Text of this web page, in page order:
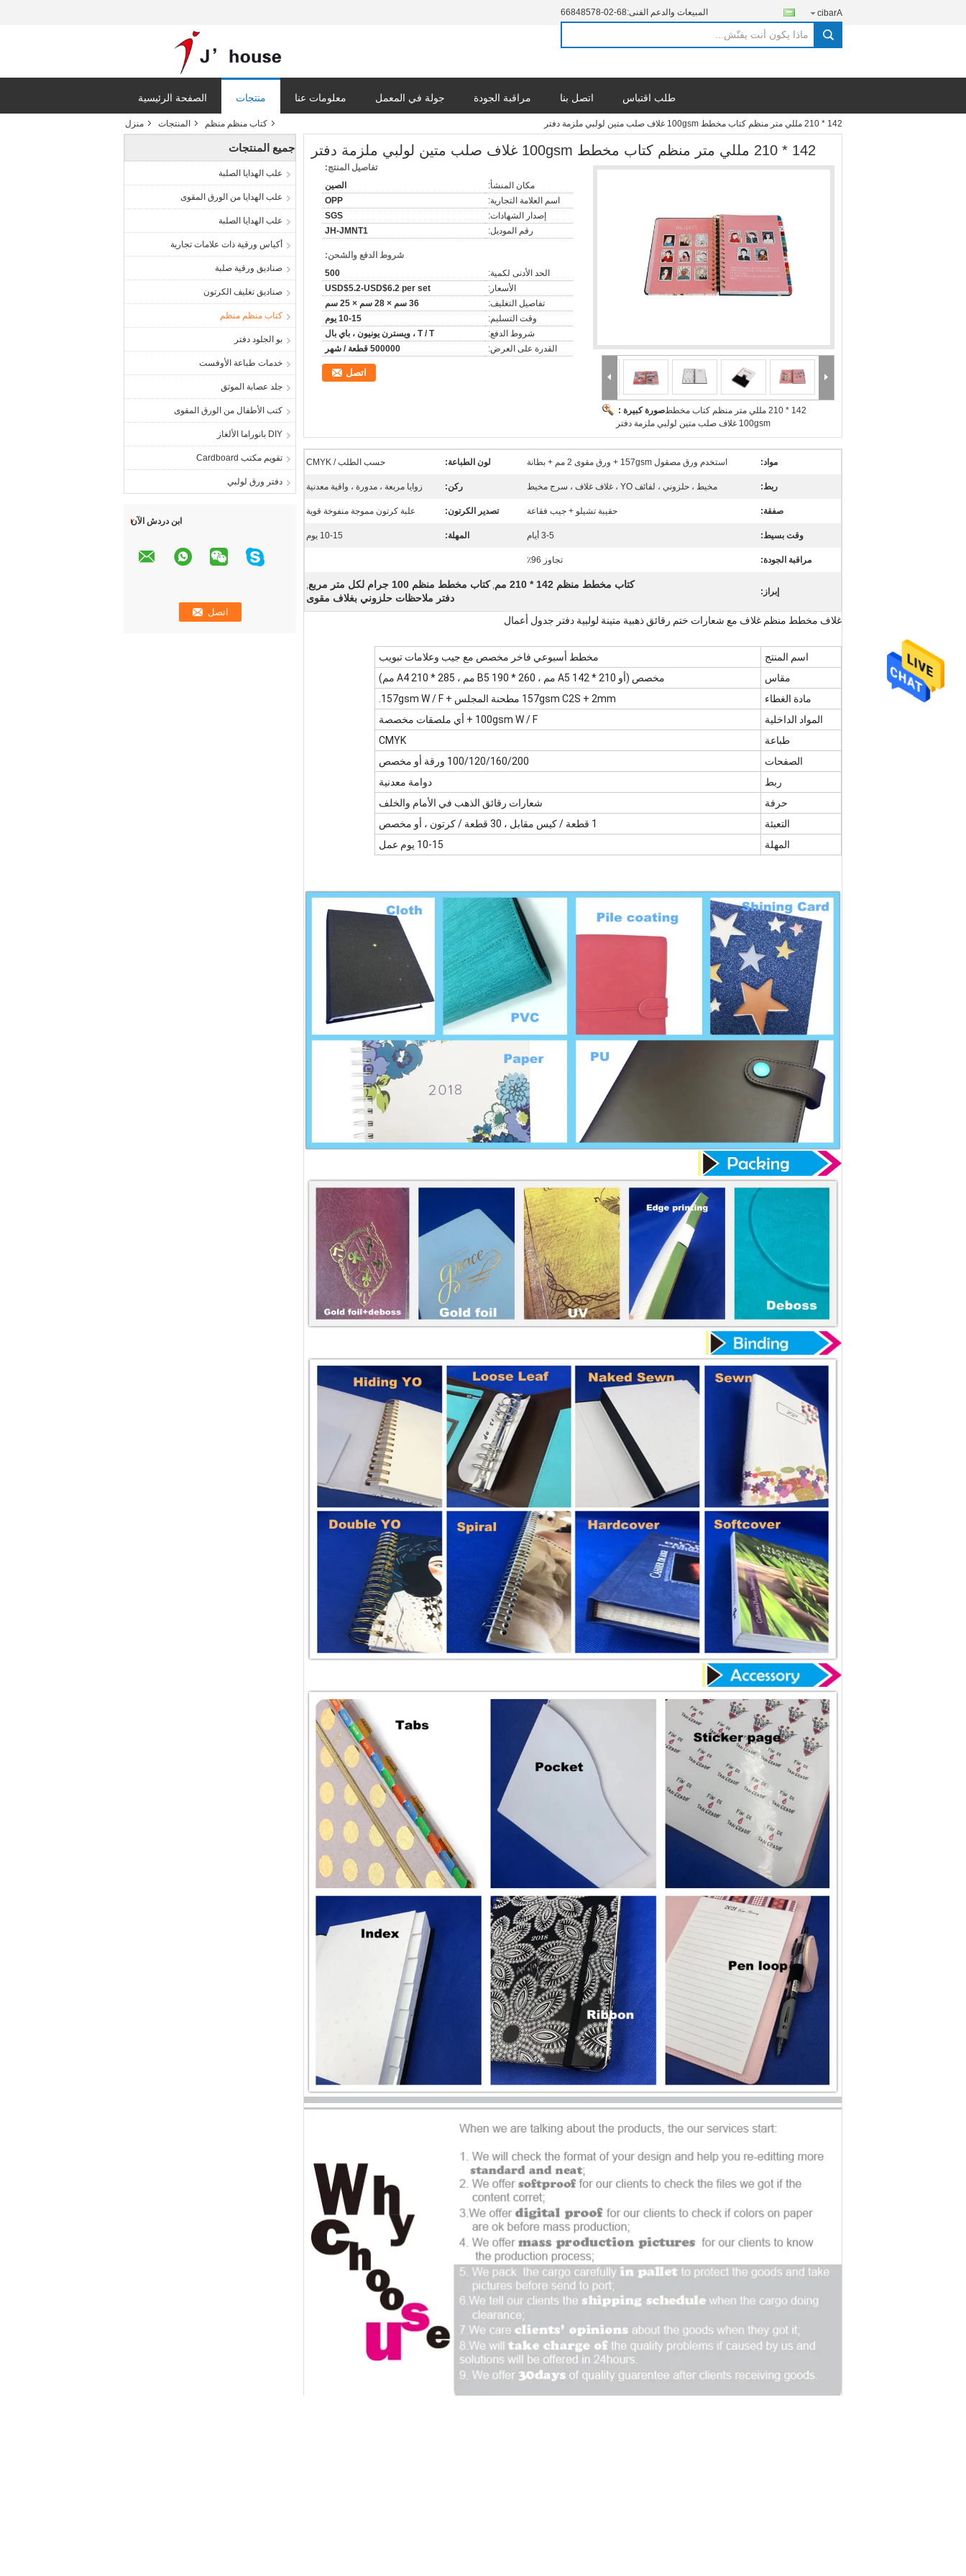
المبيعات والدعم الفنى:86-20-87584866 Arabic
search
الصفحة الرئيسية منتجات معلومات عنا جولة في المعمل مراقبة الجودة اتصل بنا طلب اقتباس
منزل المنتجات كتاب منظم منظم 142 * 210 مللي متر منظم كتاب مخطط 100gsm غلاف صلب متين لولبي ملزمة دفتر
جميع المنتجات
علب الهدايا الصلبة
علب الهدايا من الورق المقوى
علب الهدايا الصلبة
أكياس ورقية ذات علامات تجارية
صناديق ورقية صلبة
صناديق تغليف الكرتون
كتاب منظم منظم
بو الجلود دفتر
خدمات طباعة الأوفست
جلد عصابة الموثق
كتب الأطفال من الورق المقوى
DIY بانوراما الألغاز
تقويم مكتب Cardboard
دفتر ورق لولبي
ابن دردش الآن
142 * 210 مللي متر منظم كتاب مخطط 100gsm غلاف صلب متين لولبي ملزمة دفتر
صورة كبيرة :142 * 210 مللي متر منظم كتاب مخطط
100gsm غلاف صلب متين لولبي ملزمة دفتر
تفاصيل المنتج:
مكان المنشأ:
الصين
اسم العلامة التجارية:
OPP
إصدار الشهادات:
SGS
رقم الموديل:
JH-JMNT1
شروط الدفع والشحن:
الحد الأدنى لكمية:
500
الأسعار:
USD$5.2-USD$6.2 per set
تفاصيل التغليف:
36 سم × 28 سم × 25 سم
وقت التسليم:
10-15 يوم
شروط الدفع:
T / T ، ويسترن يونيون ، باي بال
القدرة على العرض:
500000 قطعة / شهر
اتصل
مواد: استخدم ورق مصقول 157gsm + ورق مقوى 2 مم + بطانة لون الطباعة: حسب الطلب / CMYK
ربط: مخيط ، حلزوني ، لفائف YO ، غلاف غلاف ، سرج مخيط ركن: زوايا مربعة ، مدورة ، واقية معدنية
صفقة: حقيبة تشيلو + جيب فقاعة تصدير الكرتون: علبة كرتون مموجة منفوخة قوية
وقت بسيط: 3-5 أيام المهلة: 10-15 يوم
مراقبة الجودة: تجاوز 96٪
إبراز:
كتاب مخطط منظم 142 * 210 مم , كتاب مخطط منظم 100 جرام لكل متر مربع ,
دفتر ملاحظات حلزوني بغلاف مقوى
غلاف مخطط منظم غلاف مع شعارات ختم رقائق ذهبية متينة لولبية دفتر جدول أعمال
اسم المنتج
مخطط أسبوعي فاخر مخصص مع جيب وعلامات تبويب
مقاس
مخصص (أو A5 142 * 210 مم ، B5 190 * 260 مم ، A4 210 * 285 مم)
مادة الغطاء
157gsm C2S + 2mm مطحنة المجلس + 157gsm W / F.
المواد الداخلية
100gsm W / F + أي ملصقات مخصصة
طباعة
CMYK
الصفحات
100/120/160/200 ورقة أو مخصص
ربط
دوامة معدنية
حرفة
شعارات رقائق الذهب في الأمام والخلف
التعبئة
1 قطعة / كيس مقابل ، 30 قطعة / كرتون ، أو مخصص
المهلة
10-15 يوم عمل